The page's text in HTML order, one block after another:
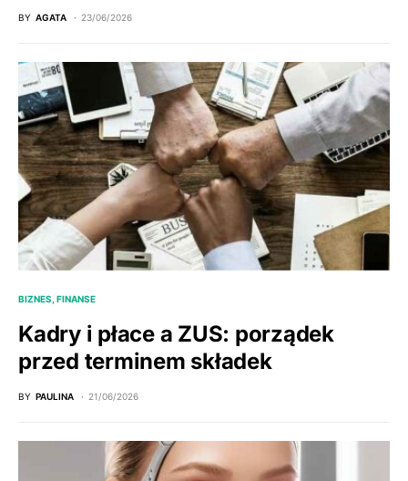
BY AGATA 23/06/2026
BIZNES, FINANSE
Kadry i płace a ZUS: porządek
przed terminem składek
BY PAULINA 21/06/2026